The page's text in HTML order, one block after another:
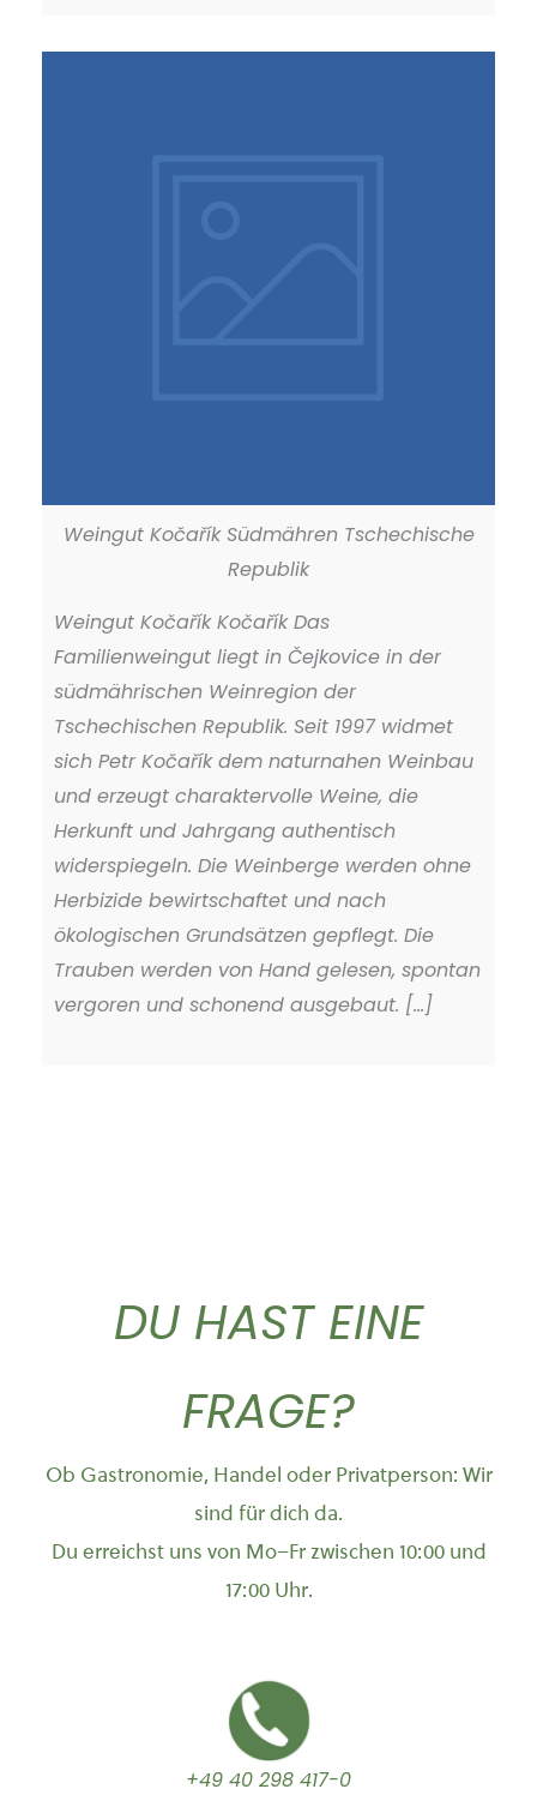
Weingut Kočařík Südmähren Tschechische
Republik
Weingut Kočařík Kočařík Das
Familienweingut liegt in Čejkovice in der
südmährischen Weinregion der
Tschechischen Republik. Seit 1997 widmet
sich Petr Kočařík dem naturnahen Weinbau
und erzeugt charaktervolle Weine, die
Herkunft und Jahrgang authentisch
widerspiegeln. Die Weinberge werden ohne
Herbizide bewirtschaftet und nach
ökologischen Grundsätzen gepflegt. Die
Trauben werden von Hand gelesen, spontan
vergoren und schonend ausgebaut. [...]
DU HAST EINE
FRAGE?
Ob Gastronomie, Handel oder Privatperson: Wir
sind für dich da.
Du erreichst uns von Mo–Fr zwischen 10:00 und
17:00 Uhr.
+49 40 298 417-0